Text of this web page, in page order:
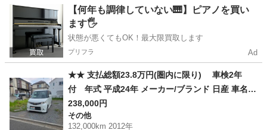
神奈川 相模原市 その他
【何年も調律していない🎹】ピアノを買い
ます🖐️
状態が悪くてもOK！最大限買取します
プリフラ Ad
★★ 支払総額23.8万円(圏内に限り) 車検2年
付 年式 平成24年 メーカー/ブランド 日産 車名
ルークス グレード ハイウェイスター★★
238,000円
その他
132,000km 2012年